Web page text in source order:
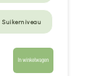
Suikerniveau
In winkelwagen